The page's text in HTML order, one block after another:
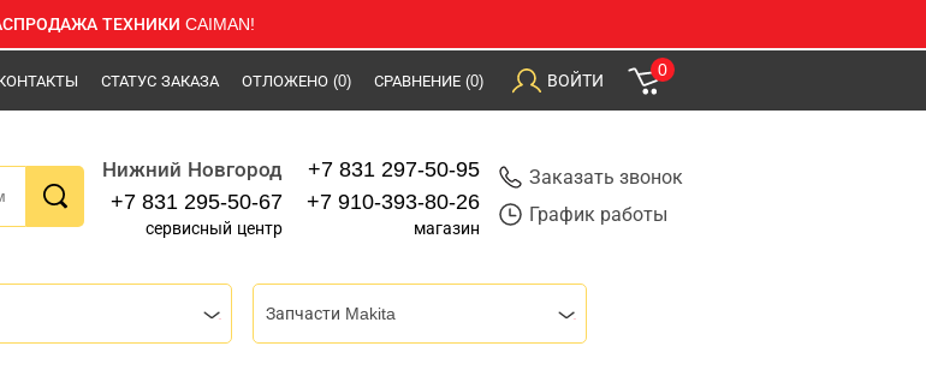
ТЕХНИКИ CAIMAN!
СТАТУС ЗАКАЗА ОТЛОЖЕНО (0) СРАВНЕНИЕ (0) ВОЙТИ
0
Нижний Новгород
+7 831 295-50-67
сервисный центр
+7 831 297-50-95
+7 910-393-80-26
магазин
Заказать звонок
График работы
Запчасти Makita